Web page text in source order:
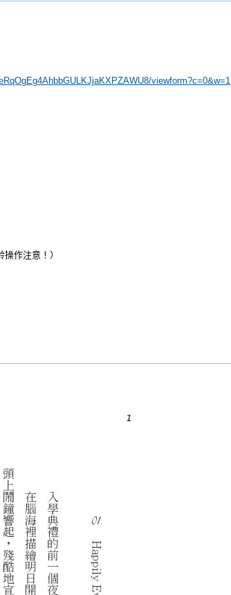
viewform?c=0&w=1
作注意！）